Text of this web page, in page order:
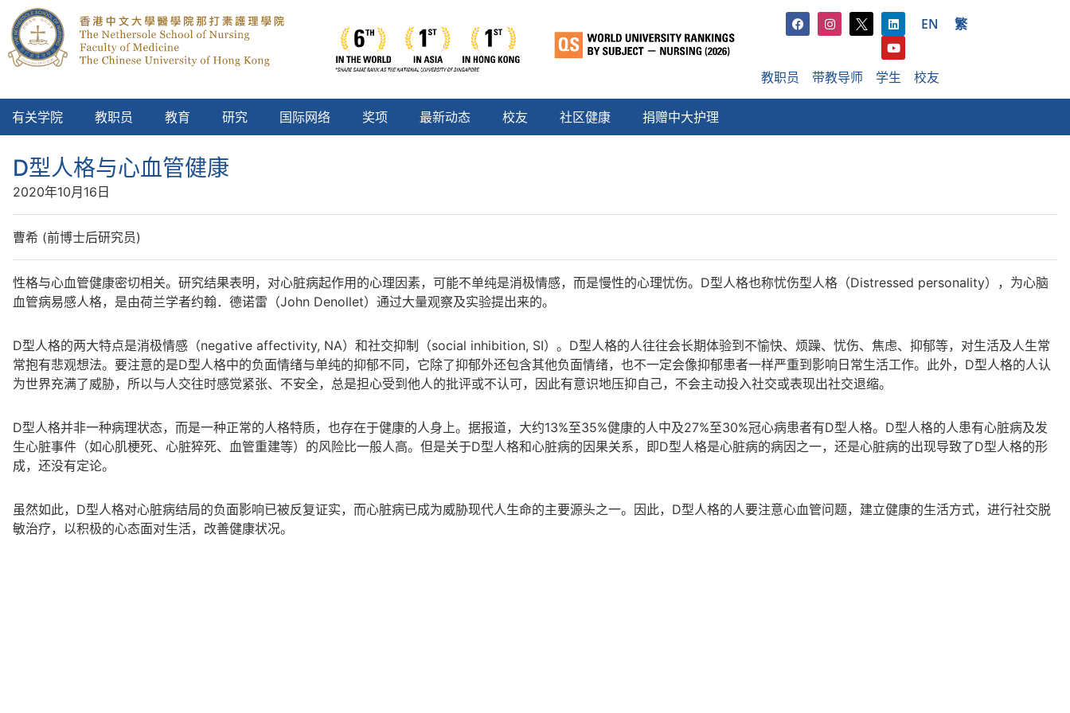
EN 繁
教职员 带教导师 学生 校友
有关学院 教职员 教育 研究 国际网络 奖项 最新动态 校友 社区健康 捐赠中大护理
D型人格与心血管健康
2020年10月16日
曹希 (前博士后研究员)
性格与心血管健康密切相关。研究结果表明，对心脏病起作用的心理因素，可能不单纯是消极情感，而是慢性的心理忧伤。D型人格也称忧伤型人格（Distressed personality），为心脑
血管病易感人格，是由荷兰学者约翰．德诺雷（John Denollet）通过大量观察及实验提出来的。
D型人格的两大特点是消极情感（negative affectivity, NA）和社交抑制（social inhibition, SI）。D型人格的人往往会长期体验到不愉快、烦躁、忧伤、焦虑、抑郁等，对生活及人生常
常抱有悲观想法。要注意的是D型人格中的负面情绪与单纯的抑郁不同，它除了抑郁外还包含其他负面情绪，也不一定会像抑郁患者一样严重到影响日常生活工作。此外，D型人格的人认
为世界充满了威胁，所以与人交往时感觉紧张、不安全，总是担心受到他人的批评或不认可，因此有意识地压抑自己，不会主动投入社交或表现出社交退缩。
D型人格并非一种病理状态，而是一种正常的人格特质，也存在于健康的人身上。据报道，大约13%至35%健康的人中及27%至30%冠心病患者有D型人格。D型人格的人患有心脏病及发
生心脏事件（如心肌梗死、心脏猝死、血管重建等）的风险比一般人高。但是关于D型人格和心脏病的因果关系，即D型人格是心脏病的病因之一，还是心脏病的出现导致了D型人格的形
成，还没有定论。
虽然如此，D型人格对心脏病结局的负面影响已被反复证实，而心脏病已成为威胁现代人生命的主要源头之一。因此，D型人格的人要注意心血管问题，建立健康的生活方式，进行社交脱
敏治疗，以积极的心态面对生活，改善健康状况。